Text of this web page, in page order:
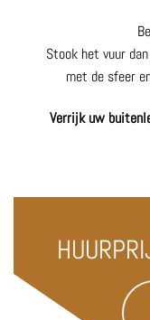
Stook het vuur
met de sfeer
Verrijk uw